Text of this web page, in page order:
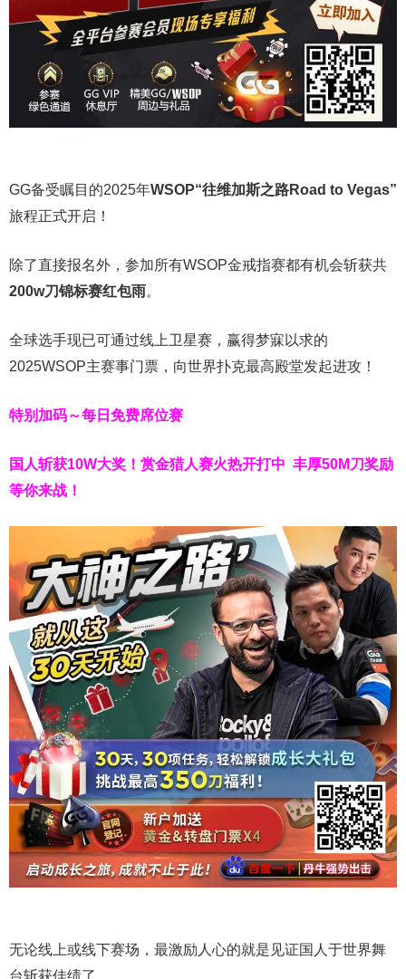
GG备受瞩目的2025年WSOP“往维加斯之路Road to Vegas”
旅程正式开启！
除了直接报名外，参加所有WSOP金戒指赛都有机会斩获共
200w刀锦标赛红包雨。
全球选手现已可通过线上卫星赛，赢得梦寐以求的
2025WSOP主赛事门票，向世界扑克最高殿堂发起进攻！
特别加码～每日免费席位赛
国人斩获10W大奖！ 赏金猎人赛火热开打中 丰厚50M刀奖励
等你来战！
无论线上或线下赛场，最激励人心的就是见证国人于世界舞